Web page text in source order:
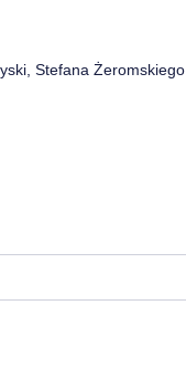
Stefana Żeromskiego